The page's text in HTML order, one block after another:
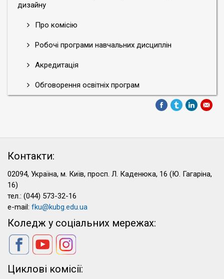
дизайну
Про комісію
Робочі програми навчальних дисциплін
Акредитація
Обговорення освітніх програм
Контакти:
02094, Україна, м. Київ, просп. Л. Каденюка, 16 (Ю. Гагаріна,
16)
тел.: (044) 573-32-16
e-mail: fku@kubg.edu.ua
Коледж у соціальних мережах:
Циклові комісії: